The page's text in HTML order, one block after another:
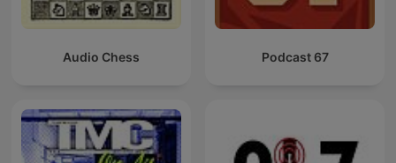
Audio Chess Podcast 67